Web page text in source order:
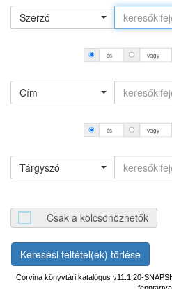
Szerző
és vagy
Cím
és vagy
Tárgyszó
Csak a kölcsönözhetők
Keresési feltétel(ek) törlése
Corvina könyvtári katalógus v11.1.20-